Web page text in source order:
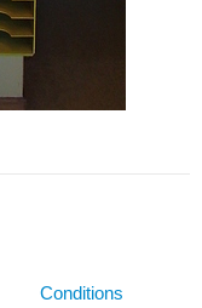
Conditions